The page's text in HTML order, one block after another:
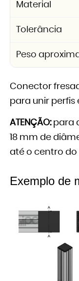
Material
Tolerância
Peso
Conector
para unir perfis
ATENÇÃO:para
18 mm de
até o centro do
Exemplo de